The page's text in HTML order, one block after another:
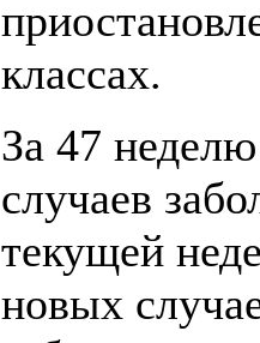
классах.
За 47
случаев
текущей
новых